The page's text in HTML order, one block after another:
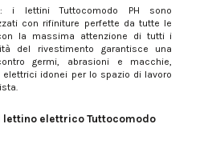
i lettini Tuttocomodo PH sono
con rifiniture perfette da tutte le
la massima attenzione di tutti i
del rivestimento garantisce una
germi, abrasioni e macchie,
idonei per lo spazio di lavoro
lettino elettrico Tuttocomodo